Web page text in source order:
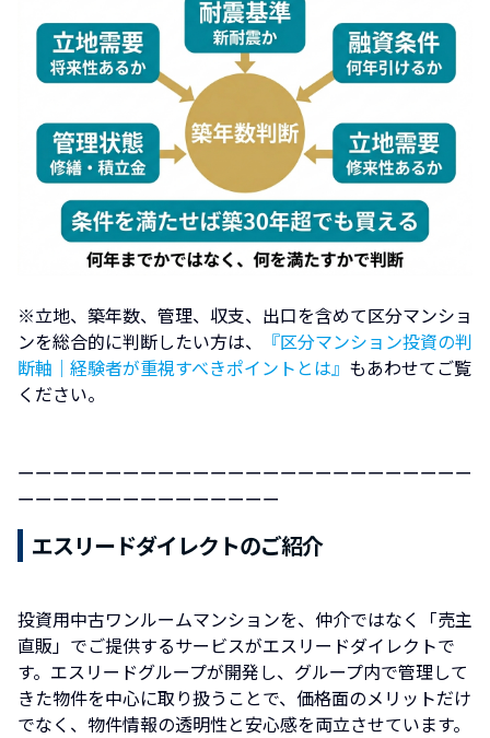
※立地、築年数、管理、収支、出口を含めて区分マンショ
ンを総合的に判断したい方は、
『区分マンション投資の判
断軸｜経験者が重視すべきポイントとは』 もあわせてご覧
ください。
ーーーーーーーーーーーーーーーーーーーーーーーーーー
ーーーーーーーーーーーーーーー
エスリードダイレクトのご紹介
投資用中古ワンルームマンションを、仲介ではなく「売主
直販」でご提供するサービスがエスリードダイレクトで
す。エスリードグループが開発し、グループ内で管理して
きた物件を中心に取り扱うことで、価格面のメリットだけ
でなく、物件情報の透明性と安心感を両立させています。